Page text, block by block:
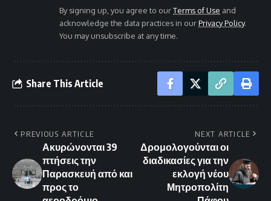
By signing up, you agree to ourTerms of Use and
acknowledge the data practices in ourPrivacy Policy.
You may unsubscribe at any time.
Share This Article
PREVIOUS ARTICLE
Ακυρώνονται 39
πτήσεις την
Παρασκευή από και
προς το
NEXT ARTICLE
Δρομολογούνται οι
διαδικασίες για την
εκλογή νέου
Μητροπολίτη